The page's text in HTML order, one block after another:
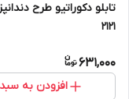
تابلو دکوراتیو طرح
2121
631,000
افزودن به سبد